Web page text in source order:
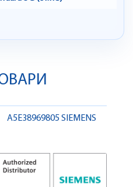
A5E38969805 SIEMENS